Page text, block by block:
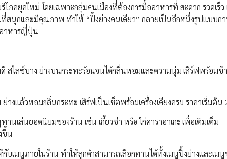
ยุคใหม่ โดยเฉพาะกลุ่มคนเมืองที่ต้องการมื้ออาหารที่ สะดวก รวดเร็ว
สนุกและมีคุณภาพ ทำให้ “ปิ้งย่างคนเดียว” กลายเป็นอีกหนึ่งรูปแบบกา
าหารญี่ปุ่น
ดี สไลซ์บาง ย่างบนกระทะร้อนจนได้กลิ่นหอมและความนุ่ม เสิร์ฟพร้อม
งแล้วหอมกลิ่นกระทะ เสิร์ฟเป็นเซ็ตพร้อมเครื่องเคียงครบ ราคาเริ่มต้
นเล่นยอดนิยมของร้าน เช่น เกี๊ยวซ่า หรือ ไก่คาราอาเกะ เพื่อเติมเต็ม
ขึ้น
กับเมนูภายในร้าน ทำให้ลูกค้าสามารถเลือกทานได้ทั้งเมนูปิ้งย่างและเม